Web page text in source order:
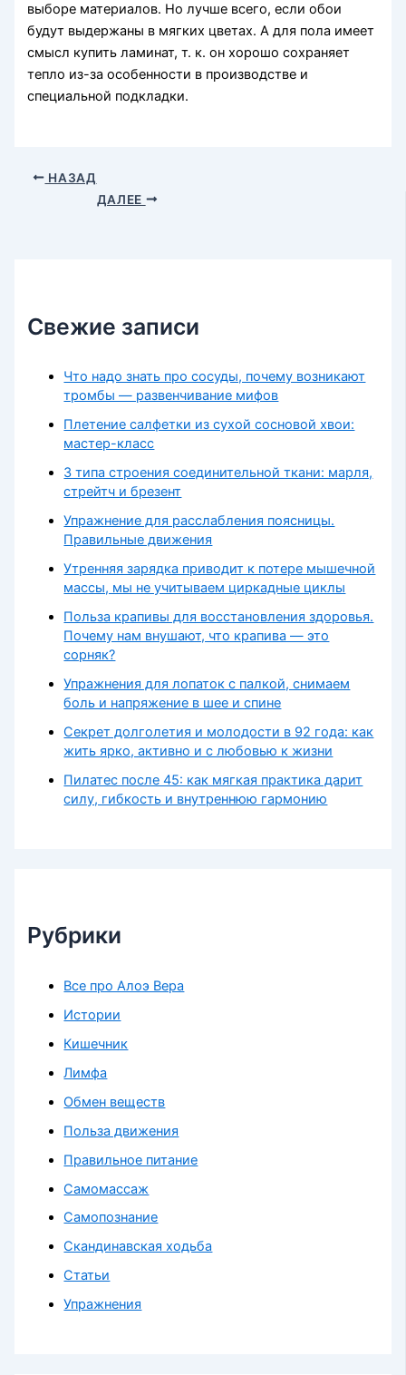
выборе материалов. Но лучше всего, если обои
будут выдержаны в мягких цветах. А для пола имеет
смысл купить ламинат, т. к. он хорошо сохраняет
тепло из-за особенности в производстве и
специальной подкладки.
НАЗАД
ДАЛЕЕ
Свежие записи
Что надо знать про сосуды, почему возникают
тромбы — развенчивание мифов
Плетение салфетки из сухой сосновой хвои:
мастер-класс
3 типа строения соединительной ткани: марля,
стрейтч и брезент
Упражнение для расслабления поясницы.
Правильные движения
Утренняя зарядка приводит к потере мышечной
массы, мы не учитываем циркадные циклы
Польза крапивы для восстановления здоровья.
Почему нам внушают, что крапива — это
сорняк?
Упражнения для лопаток с палкой, снимаем
боль и напряжение в шее и спине
Секрет долголетия и молодости в 92 года: как
жить ярко, активно и с любовью к жизни
Пилатес после 45: как мягкая практика дарит
силу, гибкость и внутреннюю гармонию
Рубрики
Все про Алоэ Вера
Истории
Кишечник
Лимфа
Обмен веществ
Польза движения
Правильное питание
Самомассаж
Самопознание
Скандинавская ходьба
Статьи
Упражнения